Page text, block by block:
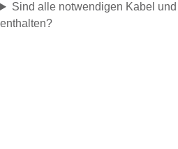
Sind alle notwendigen Kabel
enthalten?